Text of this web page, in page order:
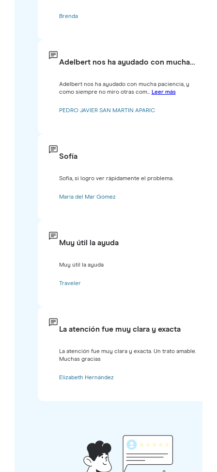
Brenda
Adelbert nos ha ayudado con mucha…
Adelbert nos ha ayudado con mucha paciencia, y
como siempre no miro otras com... Leer más
PEDRO JAVIER SAN MARTIN APARIC
Sofía
Sofía, si logro ver rápidamente el problema.
María del Mar Gómez
Muy útil la ayuda
Muy útil la ayuda
Traveler
La atención fue muy clara y exacta
La atención fue muy clara y exacta. Un trato amable.
Muchas gracias
Elizabeth Hernández